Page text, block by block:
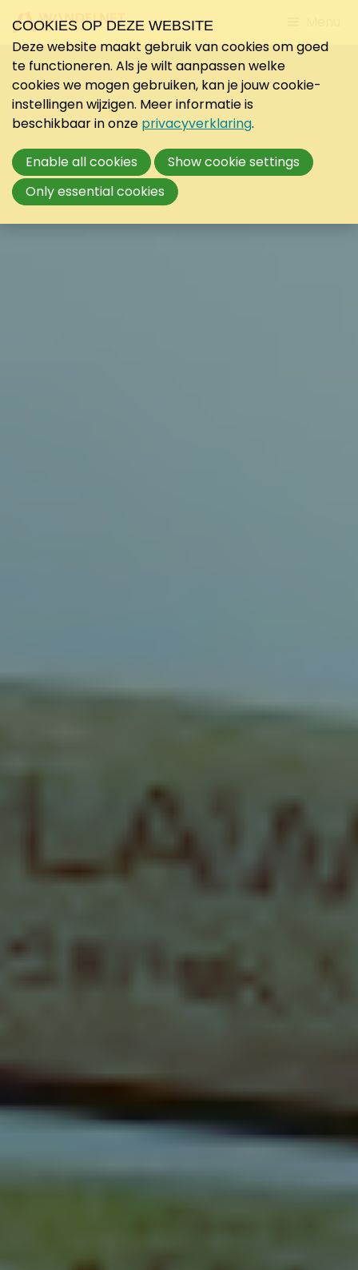
to
COOKIES OP DEZE WEBSITE
Deze website maakt gebruik van cookies om goed
te functioneren. Als je wilt aanpassen welke
cookies we mogen gebruiken, kan je jouw cookie-
instellingen wijzigen. Meer informatie is
beschikbaar in onze privacyverklaring.
Enable all cookies
Show cookie settings
Only essential cookies